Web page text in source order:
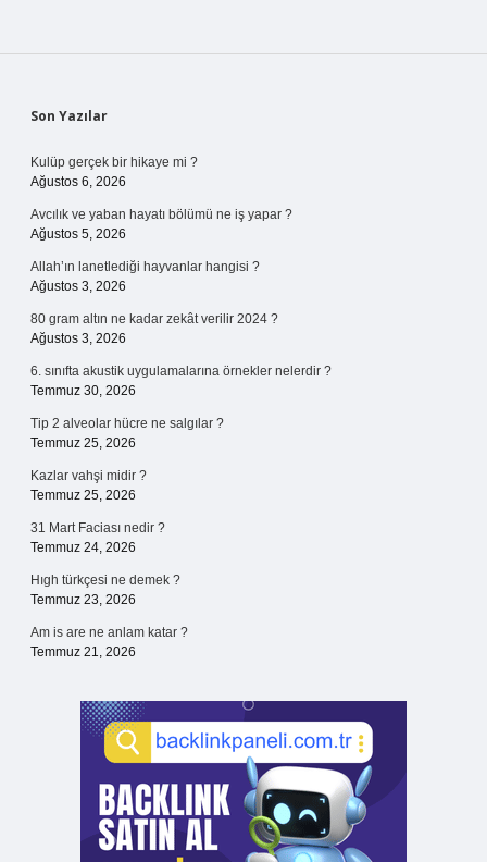
Sidebar
Son Yazılar
Kulüp gerçek bir hikaye mi ?
Ağustos 6, 2026
Avcılık ve yaban hayatı bölümü ne iş yapar ?
Ağustos 5, 2026
Allah’ın lanetlediği hayvanlar hangisi ?
Ağustos 3, 2026
80 gram altın ne kadar zekât verilir 2024 ?
Ağustos 3, 2026
6. sınıfta akustik uygulamalarına örnekler nelerdir ?
Temmuz 30, 2026
Tip 2 alveolar hücre ne salgılar ?
Temmuz 25, 2026
Kazlar vahşi midir ?
Temmuz 25, 2026
31 Mart Faciası nedir ?
Temmuz 24, 2026
Hıgh türkçesi ne demek ?
Temmuz 23, 2026
Am is are ne anlam katar ?
Temmuz 21, 2026